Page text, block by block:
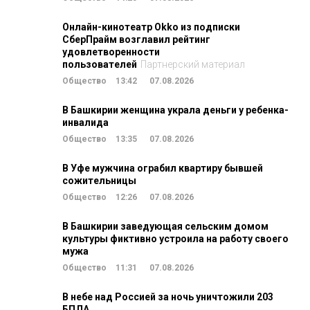
Онлайн-кинотеатр Okko из подписки
СберПрайм возглавил рейтинг
удовлетворенности
пользователей Партнерский материал
Общество 13:42 07.08.2026
В Башкирии женщина украла деньги у ребенка-
инвалида
Общество 13:35 07.08.2026
В Уфе мужчина ограбил квартиру бывшей
сожительницы
Общество 12:26 07.08.2026
В Башкирии заведующая сельским домом
культуры фиктивно устроила на работу своего
мужа
Общество 11:31 07.08.2026
В небе над Россией за ночь уничтожили 203